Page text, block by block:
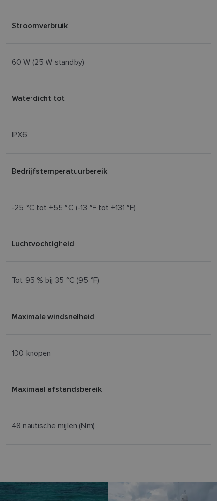
Stroomverbruik
60 W (25 W standby)
Waterdicht tot
IPX6
Bedrijfstemperatuurbereik
-25 °C tot +55 °C (-13 °F tot +131 °F)
Luchtvochtigheid
Tot 95 % bij 35 °C (95 °F)
Maximale windsnelheid
100 knopen
Maximaal afstandsbereik
48 nautische mijlen (Nm)